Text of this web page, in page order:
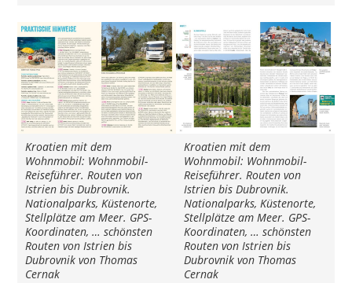
Kroatien mit dem
Wohnmobil: Wohnmobil-
Reiseführer. Routen von
Istrien bis Dubrovnik.
Nationalparks, Küstenorte,
Stellplätze am Meer. GPS-
Koordinaten, … schönsten
Routen von Istrien bis
Dubrovnik von Thomas
Cernak
Kroatien mit dem
Wohnmobil: Wohnmobil-
Reiseführer. Routen von
Istrien bis Dubrovnik.
Nationalparks, Küstenorte,
Stellplätze am Meer. GPS-
Koordinaten, … schönsten
Routen von Istrien bis
Dubrovnik von Thomas
Cernak